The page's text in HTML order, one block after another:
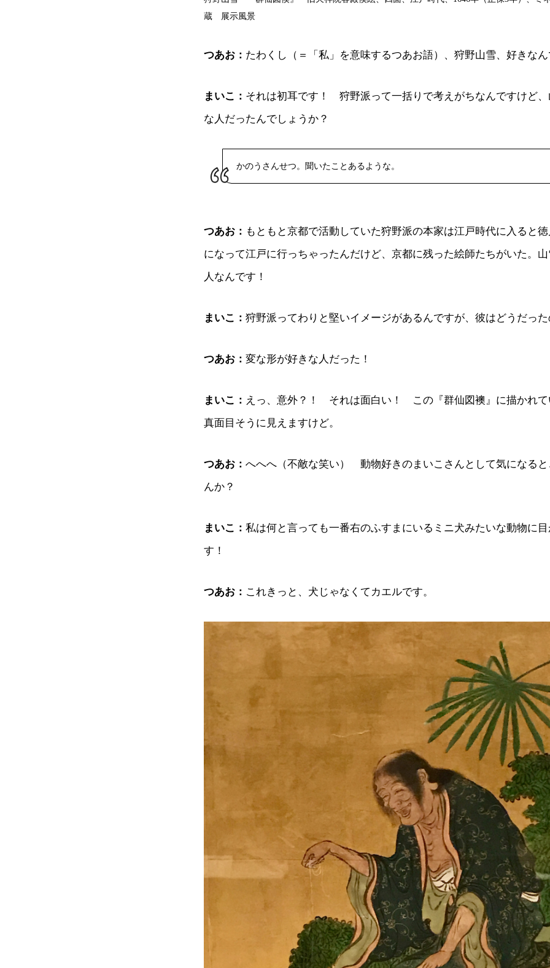
蔵 展示風景
つあお： たわくし（＝「私」を意味するつあお語）、狩野山雪、好きな
まいこ： それは初耳です！ 狩野派って一括りで考えがちなんですけど
な人だったんでしょうか？
かのうさんせつ。聞いたことあるような。
つあお： もともと京都で活動していた狩野派の本家は江戸時代に入ると
になって江戸に行っちゃったんだけど、京都に残った絵師たちがいた。
人なんです！
まいこ： 狩野派ってわりと堅いイメージがあるんですが、彼はどうだっ
つあお： 変な形が好きな人だった！
まいこ： えっ、意外？！ それは面白い！ この『群仙図襖』に描かれて
真面目そうに見えますけど。
つあお： へへへ（不敵な笑い） 動物好きのまいこさんとして気になる
んか？
まいこ： 私は何と言っても一番右のふすまにいるミニ犬みたいな動物に
す！
つあお： これきっと、犬じゃなくてカエルです。